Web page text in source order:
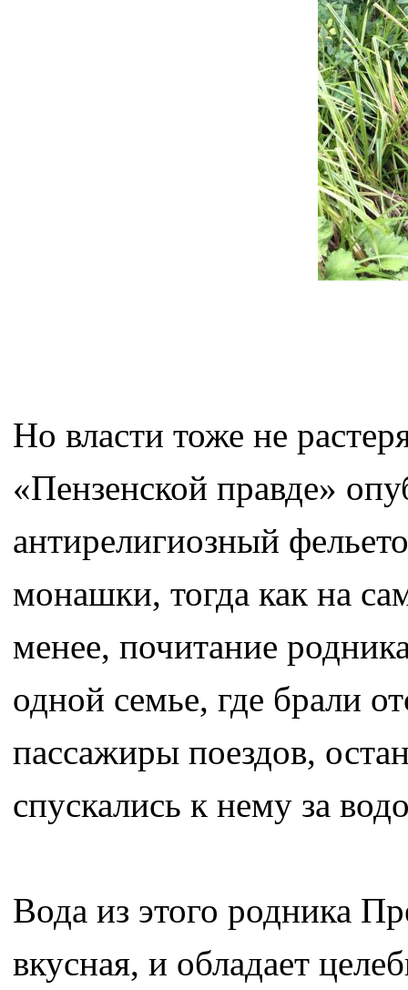
Но власти тоже не
«Пензенской правде»
антирелигиозный
монашки, тогда как на
менее, почитание
одной семье, где брали
пассажиры поездов,
спускались к нему за
Вода из этого родника
вкусная, и обладает